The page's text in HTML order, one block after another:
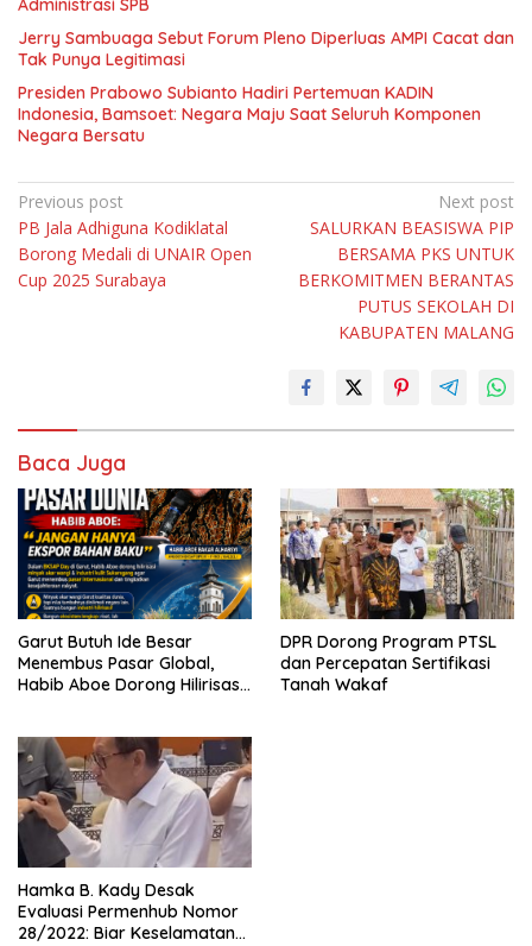
Administrasi SPB
Jerry Sambuaga Sebut Forum Pleno Diperluas AMPI Cacat dan
Tak Punya Legitimasi
Presiden Prabowo Subianto Hadiri Pertemuan KADIN
Indonesia, Bamsoet: Negara Maju Saat Seluruh Komponen
Negara Bersatu
Navigasi
pos
Previous post
PB Jala Adhiguna Kodiklatal
Borong Medali di UNAIR Open
Cup 2025 Surabaya
Next post
SALURKAN BEASISWA PIP
BERSAMA PKS UNTUK
BERKOMITMEN BERANTAS
PUTUS SEKOLAH DI
KABUPATEN MALANG
Baca Juga
Garut Butuh Ide Besar
Menembus Pasar Global,
Habib Aboe Dorong Hilirisasi
DPR Dorong Program PTSL
dan Percepatan Sertifikasi
Tanah Wakaf
Hamka B. Kady Desak
Evaluasi Permenhub Nomor
28/2022: Biar Keselamatan